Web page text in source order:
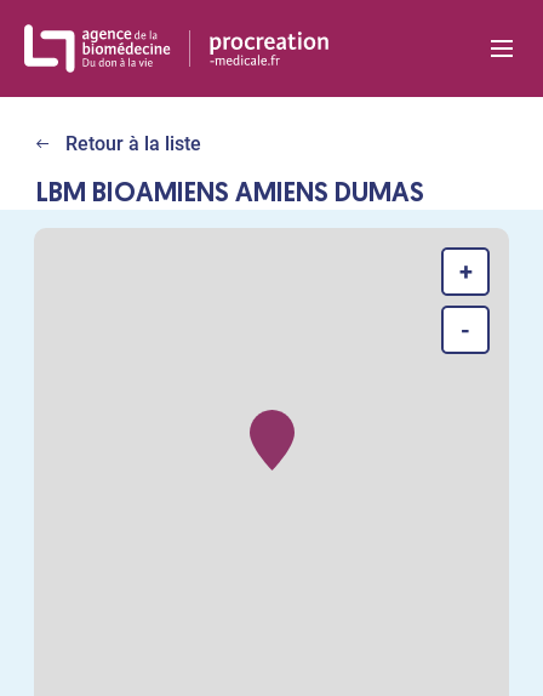
Retour à la liste
LBM BIOAMIENS AMIENS DUMAS
+
-